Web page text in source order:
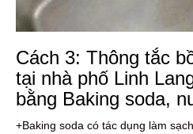
Cách 3: Thông tắc
tại nhà phố Linh
bằng Baking soda,
+Baking soda có tác dụng làm